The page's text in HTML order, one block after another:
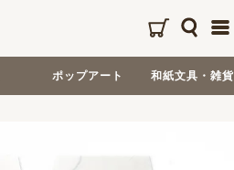
ポップアート 和紙文具・雑貨